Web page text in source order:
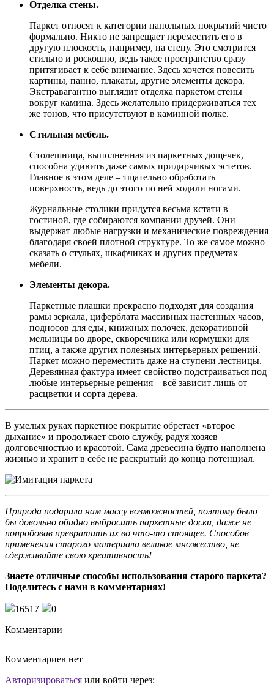
Отделка стены.
Паркет относят к категории напольных покрытий чисто
формально. Никто не запрещает переместить его в
другую плоскость, например, на стену. Это смотрится
стильно и роскошно, ведь такое пространство сразу
притягивает к себе внимание. Здесь хочется повесить
картины, панно, плакаты, другие элементы декора.
Экстравагантно выглядит отделка паркетом стены
вокруг камина. Здесь желательно придерживаться тех
же тонов, что присутствуют в каминной полке.
Стильная мебель.
Столешница, выполненная из паркетных дощечек,
способна удивить даже самых придирчивых эстетов.
Главное в этом деле – тщательно обработать
поверхность, ведь до этого по ней ходили ногами.
Журнальные столики придутся весьма кстати в
гостиной, где собираются компании друзей. Они
выдержат любые нагрузки и механические повреждения
благодаря своей плотной структуре. То же самое можно
сказать о стульях, шкафчиках и других предметах
мебели.
Элементы декора.
Паркетные плашки прекрасно подходят для создания
рамы зеркала, циферблата массивных настенных часов,
подносов для еды, книжных полочек, декоративной
мельницы во дворе, скворечника или кормушки для
птиц, а также других полезных интерьерных решений.
Паркет можно переместить даже на ступени лестницы.
Деревянная фактура имеет свойство подстраиваться под
любые интерьерные решения – всё зависит лишь от
расцветки и сорта дерева.
В умелых руках паркетное покрытие обретает «второе
дыхание» и продолжает свою службу, радуя хозяев
долговечностью и красотой. Сама древесина будто наполнена
жизнью и хранит в себе не раскрытый до конца потенциал.
Природа подарила нам массу возможностей, поэтому было
бы довольно обидно выбросить паркетные доски, даже не
попробовав превратить их во что-то стоящее. Способов
применения старого материала великое множество, не
сдерживайте свою креативность!
Знаете отличные способы использования старого паркета?
Поделитесь с нами в комментариях!
16517
0
Комментарии
Комментариев нет
Авторизироваться или войти через: